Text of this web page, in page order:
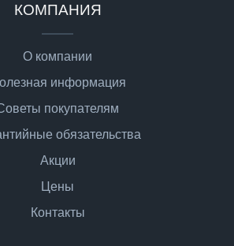
КОМПАНИЯ
О компании
информация
покупателям
обязательства
Акции
Цены
Контакты